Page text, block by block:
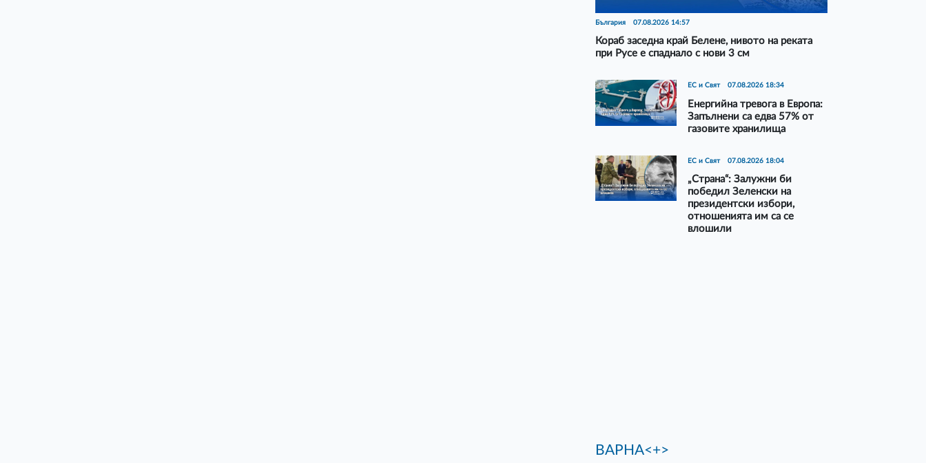
България 07.08.2026 14:57
Кораб заседна край Белене, нивото на реката
при Русе е спаднало с нови 3 см
ЕС и Свят 07.08.2026 18:34
Енергийна тревога в Европа:
Запълнени са едва 57% от
газовите хранилища
ЕС и Свят 07.08.2026 18:04
„Страна“: Залужни би
победил Зеленски на
президентски избори,
отношенията им са се
влошили
ВАРНА<+>